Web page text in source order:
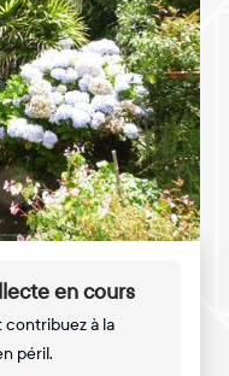
en cours
contribuez à la
péril.